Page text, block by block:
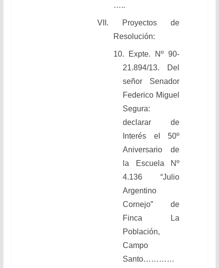
…..
VII. Proyectos de
Resolución:
10. Expte. Nº 90-
21.894/13. Del
señor Senador
Federico Miguel
Segura:
declarar de
Interés el 50º
Aniversario de
la Escuela Nº
4.136 “Julio
Argentino
Cornejo” de
Finca La
Población,
Campo
Santo…………